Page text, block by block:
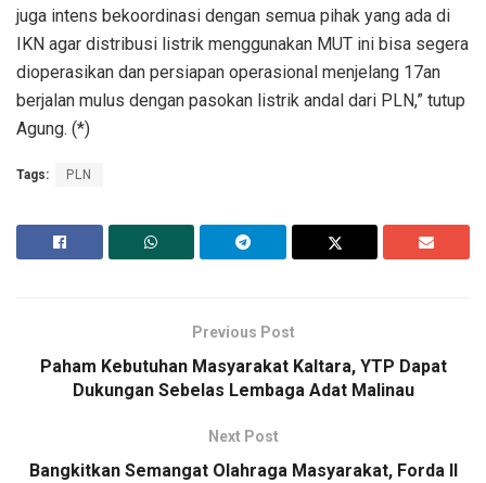
juga intens bekoordinasi dengan semua pihak yang ada di
IKN agar distribusi listrik menggunakan MUT ini bisa segera
dioperasikan dan persiapan operasional menjelang 17an
berjalan mulus dengan pasokan listrik andal dari PLN,” tutup
Agung. (*)
Tags: PLN
Previous Post
Paham Kebutuhan Masyarakat Kaltara, YTP Dapat
Dukungan Sebelas Lembaga Adat Malinau
Next Post
Bangkitkan Semangat Olahraga Masyarakat, Forda II